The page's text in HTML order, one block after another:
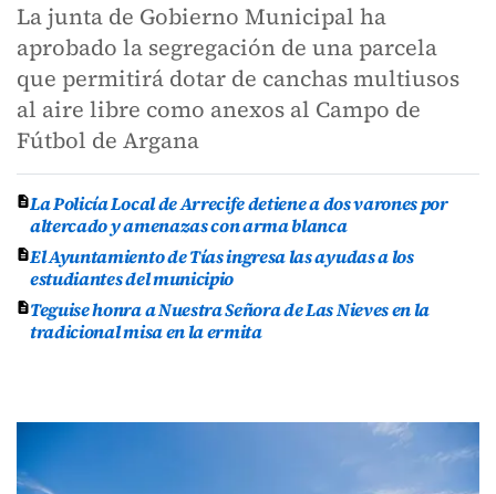
La junta de Gobierno Municipal ha
aprobado la segregación de una parcela
que permitirá dotar de canchas multiusos
al aire libre como anexos al Campo de
Fútbol de Argana
La Policía Local de Arrecife detiene a dos varones por
altercado y amenazas con arma blanca
El Ayuntamiento de Tías ingresa las ayudas a los
estudiantes del municipio
Teguise honra a Nuestra Señora de Las Nieves en la
tradicional misa en la ermita